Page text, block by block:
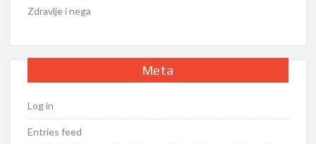
Zdravlje i nega
Meta
Log in
Entries feed